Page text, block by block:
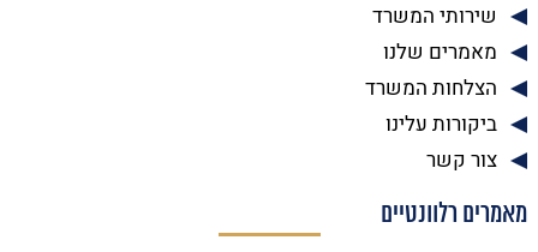
שירותי המשרד
מאמרים שלנו
הצלחות המשרד
ביקורות עלינו
צור קשר
מאמרים רלוונטיים